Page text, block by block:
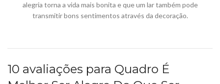
alegria torna a vida mais bonita e que um lar também pode
transmitir bons sentimentos através da decoração.
10 avaliações para Quadro É